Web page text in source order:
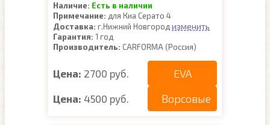
Наличие: Есть в наличии
Примечание: для Киа Серато 4
Доставка: г.Нижний Новгород изменить
Гарантия: 1 год
Производитель: CARFORMA (Россия)
Цена: 2700 руб. EVA
Цена: 4500 руб. Ворсовые